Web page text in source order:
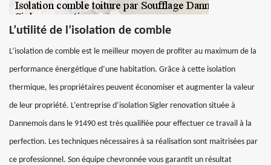
L’utilité de l’isolation de comble
L’isolation de comble est le meilleur moyen de profiter au maximum de la
performance énergétique d’une habitation. Grâce à cette isolation
thermique, les propriétaires peuvent économiser et augmenter la valeur
de leur propriété. L’entreprise d’isolation Sigler renovation située à
Dannemois dans le 91490 est très qualifiée pour effectuer ce travail à la
perfection. Les techniques nécessaires à sa réalisation sont maitrisées par
ce professionnel. Son équipe chevronnée vous garantit un résultat